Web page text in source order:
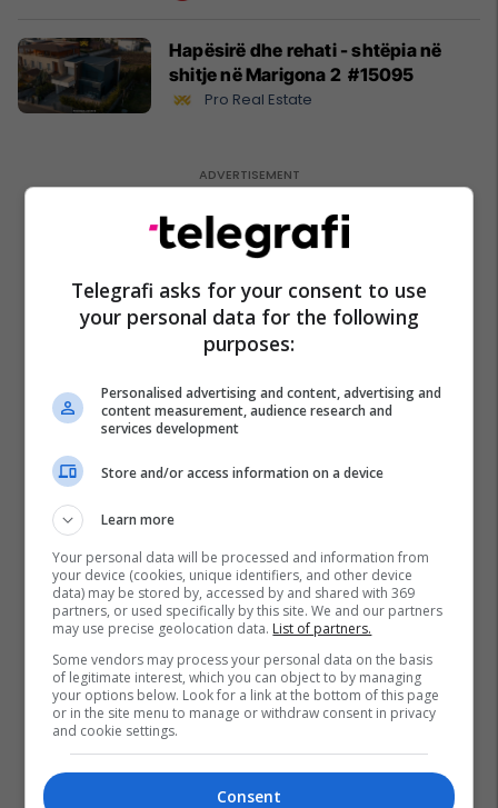
Hapësirë dhe rehati - shtëpia në
shitje në Marigona 2 #15095
Pro Real Estate
Telegrafi asks for your consent to use
your personal data for the following
purposes:
Personalised advertising and content, advertising and
content measurement, audience research and
services development
Store and/or access information on a device
Learn more
Your personal data will be processed and information from
your device (cookies, unique identifiers, and other device
data) may be stored by, accessed by and shared with 369
partners, or used specifically by this site. We and our partners
may use precise geolocation data. List of partners.
Some vendors may process your personal data on the basis
of legitimate interest, which you can object to by managing
your options below. Look for a link at the bottom of this page
or in the site menu to manage or withdraw consent in privacy
and cookie settings.
Consent